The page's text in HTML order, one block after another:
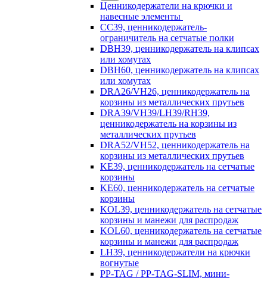
Ценникодержатели на крючки и
навесные элементы
CC39, ценникодержатель-
ограничитель на сетчатые полки
DBH39, ценникодержатель на клипсах
или хомутах
DBH60, ценникодержатель на клипсах
или хомутах
DRA26/VH26, ценникодержатель на
корзины из металлических прутьев
DRA39/VH39/LH39/RH39,
ценникодержатель на корзины из
металлических прутьев
DRA52/VH52, ценникодержатель на
корзины из металлических прутьев
KE39, ценникодержатель на сетчатые
корзины
KE60, ценникодержатель на сетчатые
корзины
KOL39, ценникодержатель на сетчатые
корзины и манежи для распродаж
KOL60, ценникодержатель на сетчатые
корзины и манежи для распродаж
LH39, ценникодержатели на крючки
вогнутые
PP-TAG / PP-TAG-SLIM, мини-